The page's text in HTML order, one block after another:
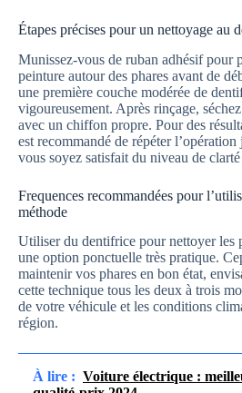
Étapes précises pour un nettoyage au
Munissez-vous de ruban adhésif pour
peinture autour des phares avant de
une première couche modérée de
vigoureusement. Après rinçage,
avec un chiffon propre. Pour des
est recommandé de répéter l’opération
vous soyez satisfait du niveau de
Frequences recommandées pour
méthode
Utiliser du dentifrice pour nettoyer les
une option ponctuelle très pratique.
maintenir vos phares en bon état,
cette technique tous les deux à trois
de votre véhicule et les conditions
région.
À lire : Voiture électrique :